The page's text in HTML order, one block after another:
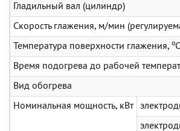
Гладильный вал (цилиндр)
Скорость глажения, м/мин
Температура поверхности глажения, о
Время подогрева до рабочей
Вид обогрева
Номинальная мощность, кВт